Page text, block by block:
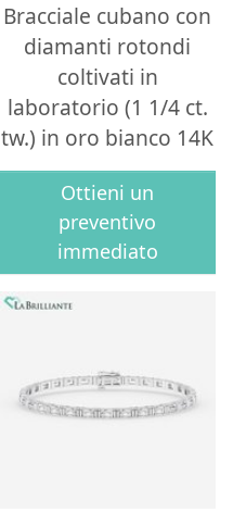
Bracciale cubano con
diamanti rotondi
coltivati in
laboratorio (1 1/4 ct.
tw.) in oro bianco 14K
Ottieni un
preventivo
immediato